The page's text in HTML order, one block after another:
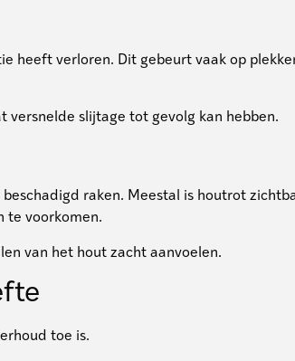
heeft verloren. Dit gebeurt vaak op
slijtage tot gevolg kan hebben.
raken. Meestal is houtrot
te voorkomen.
van het hout zacht aanvoelen.
toe is.